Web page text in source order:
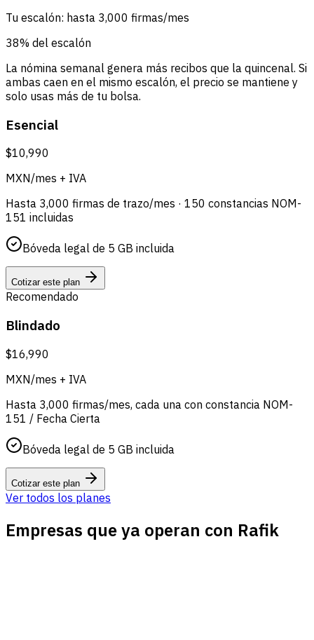
Tu escalón: hasta 3,000 firmas/mes
38% del escalón
La nómina semanal genera más recibos que la quincenal. Si
ambas caen en el mismo escalón, el precio se mantiene y
solo usas más de tu bolsa.
Esencial
$10,990
MXN/mes + IVA
Hasta 3,000 firmas de trazo/mes · 150 constancias NOM-
151 incluidas
Bóveda legal de 5 GB incluida
Cotizar este plan
Recomendado
Blindado
$16,990
MXN/mes + IVA
Hasta 3,000 firmas/mes, cada una con constancia NOM-
151 / Fecha Cierta
Bóveda legal de 5 GB incluida
Cotizar este plan
Ver todos los planes
Empresas que ya operan con Rafik